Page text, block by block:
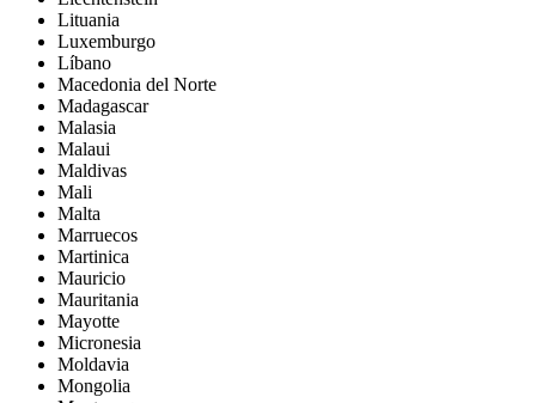
Lituania
Luxemburgo
Líbano
Macedonia del Norte
Madagascar
Malasia
Malaui
Maldivas
Mali
Malta
Marruecos
Martinica
Mauricio
Mauritania
Mayotte
Micronesia
Moldavia
Mongolia